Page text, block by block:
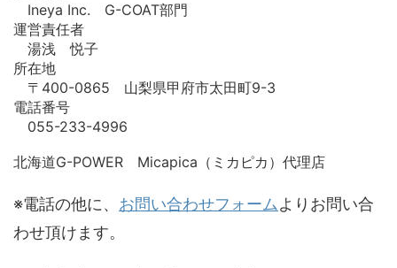
Ineya Inc. G-COAT部門
運営責任者
湯浅 悦子
所在地
〒400-0865 山梨県甲府市太田町9-3
電話番号
055-233-4996
北海道G-POWER Micapica（ミカピカ）代理店
※電話の他に、 お問い合わせフォームよりお問い合
わせ頂けます。